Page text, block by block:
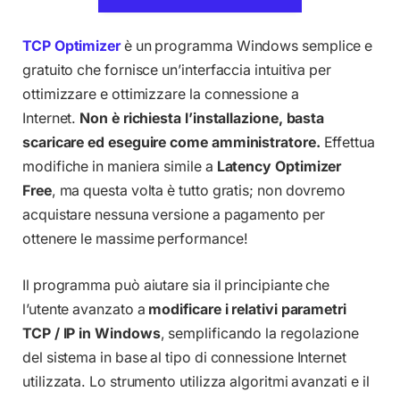
TCP Optimizer è un programma Windows semplice e
gratuito che fornisce un’interfaccia intuitiva per
ottimizzare e ottimizzare la connessione a
Internet. Non è richiesta l’installazione, basta
scaricare ed eseguire come amministratore. Effettua
modifiche in maniera simile a Latency Optimizer
Free, ma questa volta è tutto gratis; non dovremo
acquistare nessuna versione a pagamento per
ottenere le massime performance!
Il programma può aiutare sia il principiante che
l’utente avanzato a modificare i relativi parametri
TCP / IP in Windows, semplificando la regolazione
del sistema in base al tipo di connessione Internet
utilizzata. Lo strumento utilizza algoritmi avanzati e il